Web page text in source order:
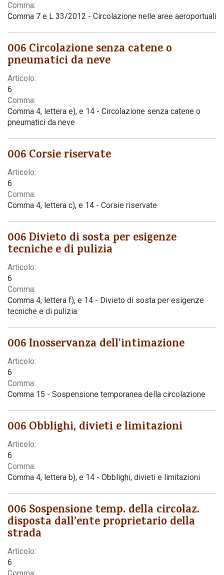
Comma:
Comma 7 e L 33/2012 - Circolazione nelle aree aeroportuali
006 Circolazione senza catene o
pneumatici da neve
Articolo:
6
Comma:
Comma 4, lettera e), e 14 - Circolazione senza catene o
pneumatici da neve
006 Corsie riservate
Articolo:
6
Comma:
Comma 4, lettera c), e 14 - Corsie riservate
006 Divieto di sosta per esigenze
tecniche e di pulizia
Articolo:
6
Comma:
Comma 4, lettera f), e 14 - Divieto di sosta per esigenze
tecniche e di pulizia
006 Inosservanza dell'intimazione
Articolo:
6
Comma:
Comma 15 - Sospensione temporanea della circolazione
006 Obblighi, divieti e limitazioni
Articolo:
6
Comma:
Comma 4, lettera b), e 14 - Obblighi, divieti e limitazioni
006 Sospensione temp. della circolaz.
disposta dall’ente proprietario della
strada
Articolo:
6